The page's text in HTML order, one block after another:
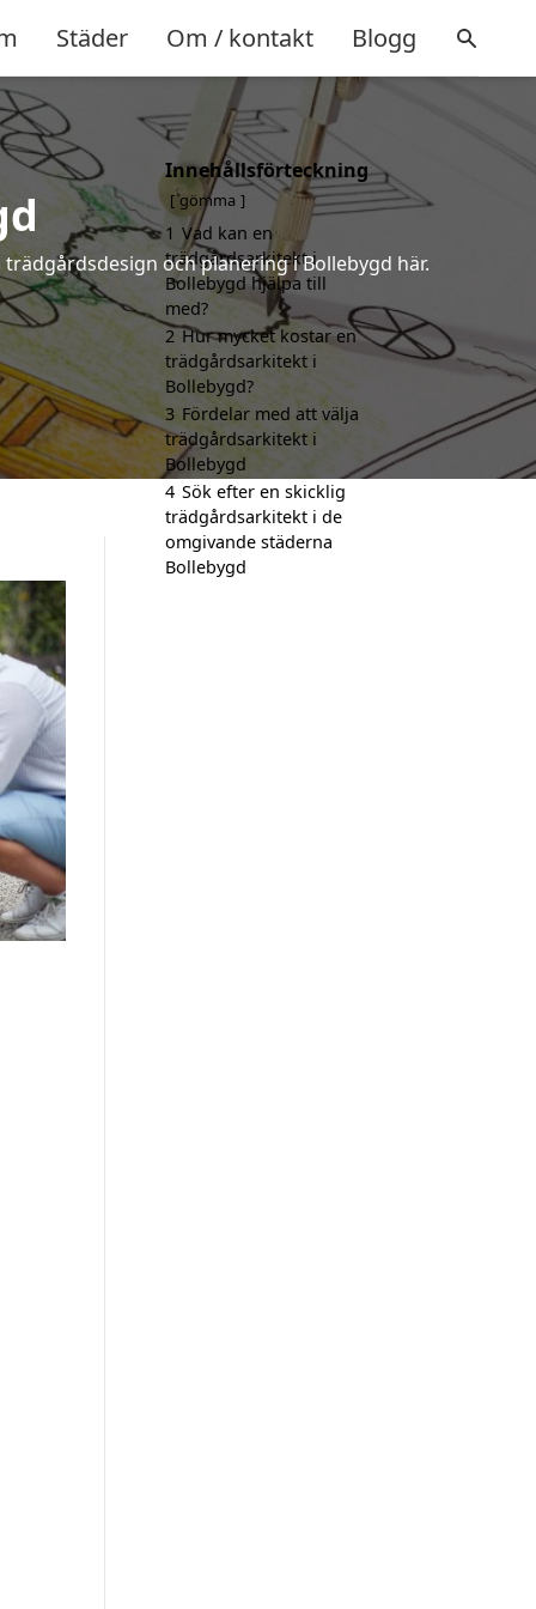
Städer Om / kontakt Blogg
och planering i Bollebygd här.
Innehållsförteckning
gömma
1 Vad kan en
trädgårdsarkitekt i
Bollebygd hjälpa till
med?
2 Hur mycket kostar en
trädgårdsarkitekt i
Bollebygd?
3 Fördelar med att välja
trädgårdsarkitekt i
Bollebygd
4 Sök efter en skicklig
trädgårdsarkitekt i de
omgivande städerna
Bollebygd